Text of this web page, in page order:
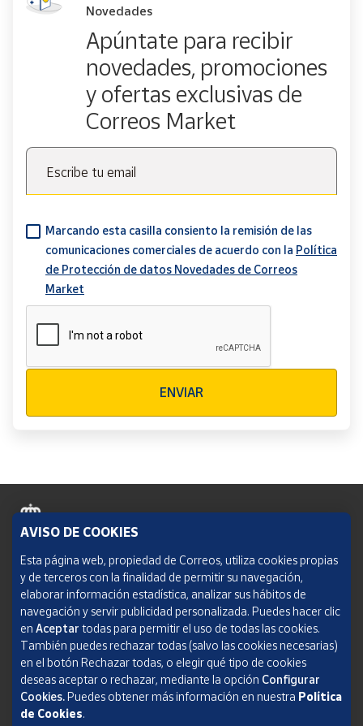
Novedades
Apúntate para recibir
novedades, promociones
y ofertas exclusivas de
Correos Market
Escribe tu email
Marcando esta casilla consiento la remisión de las
comunicaciones comerciales de acuerdo con la Política
de Protección de datos Novedades de Correos
Market
ENVIAR
Política de cookies
Aviso legal
Condiciones del servicio
Política de Privacidad Web
Informe de transparencia
SOCIEDAD ESTATAL CORREOS Y TELÉGRAFOS, S.A., S.M.E. Todos los derechos
AVISO DE COOKIES
Esta página web, propiedad de Correos, utiliza cookies propias
y de terceros con la finalidad de permitir su navegación,
elaborar información estadística, analizar sus hábitos de
navegación y servir publicidad personalizada. Puedes hacer clic
en Aceptar todas para permitir el uso de todas las cookies.
También puedes rechazar todas (salvo las cookies necesarias)
en el botón Rechazar todas, o elegir qué tipo de cookies
deseas aceptar o rechazar, mediante la opción Configurar
Cookies.Puedes obtener más información en nuestra Política
de Cookies.